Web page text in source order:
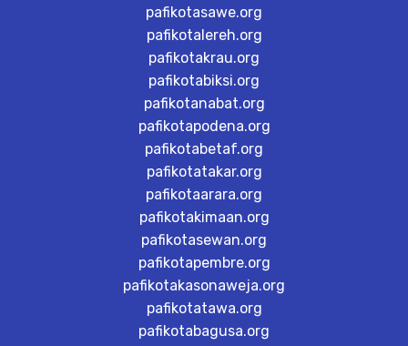
pafikotasawe.org
pafikotalereh.org
pafikotakrau.org
pafikotabiksi.org
pafikotanabat.org
pafikotapodena.org
pafikotabetaf.org
pafikotatakar.org
pafikotaarara.org
pafikotakimaan.org
pafikotasewan.org
pafikotapembre.org
pafikotakasonaweja.org
pafikotatawa.org
pafikotabagusa.org